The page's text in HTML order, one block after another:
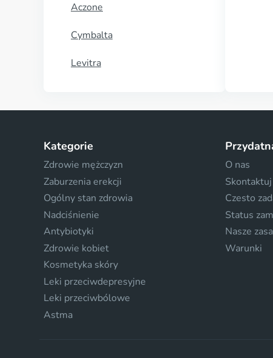
Aczone
Cymbalta
Levitra
Kategorie
Zdrowie mężczyzn
Zaburzenia erekcji
Ogólny stan zdrowia
Nadciśnienie
Antybiotyki
Zdrowie kobiet
Kosmetyka skóry
Leki przeciwdepresyjne
Leki przeciwbólowe
Astma
O nas
Czesto
Status
Nasze
Warunki